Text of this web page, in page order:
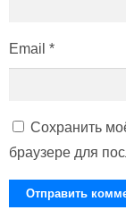
Email *
Сохранить
браузере для